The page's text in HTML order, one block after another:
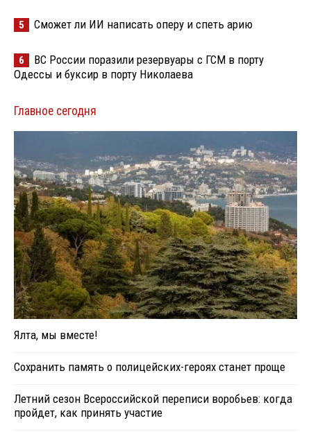
5 Сможет ли ИИ написать оперу и спеть арию
6
ВС России поразили резервуары с ГСМ в порту
Одессы и буксир в порту Николаева
Главное сегодня
Ялта, мы вместе!
Сохранить память о полицейских-героях станет проще
Летний сезон Всероссийской переписи воробьев: когда
пройдет, как принять участие